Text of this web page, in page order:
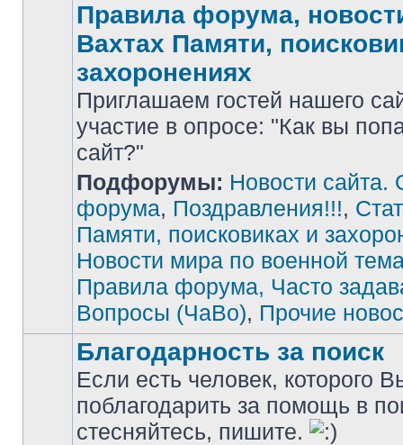
Нет
непрочитанных
сообщений
Правила форума,
Вахтах Памяти,
захоронениях
Приглашаем гостей нашего
участие в опросе: "Как вы
сайт?"
Подфорумы: Новости сайта.
форума, Поздравления!!!,
Памяти, поисковиках и
Новости мира по военной
Правила форума, Часто
Вопросы (ЧаВо), Прочие
сообщений
Благодарность за поиск
Если есть человек, которого
поблагодарить за помощь в
стесняйтесь, пишите.